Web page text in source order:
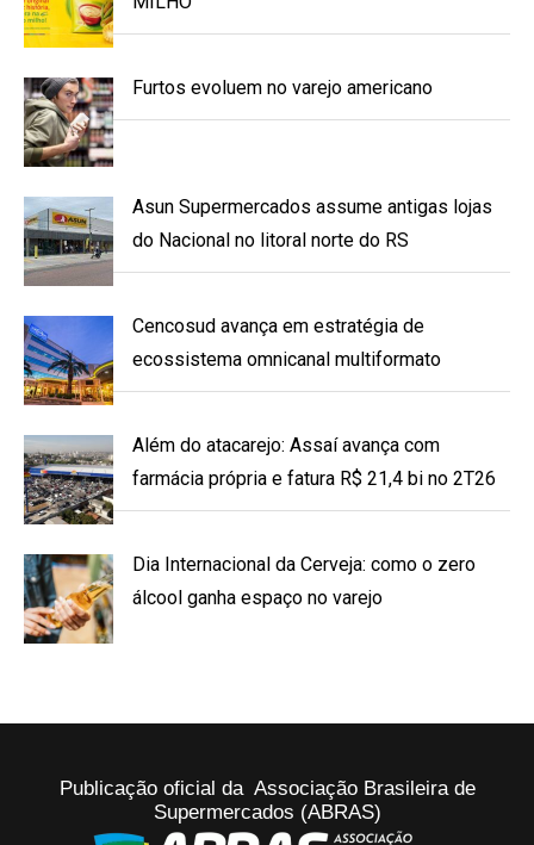
Furtos evoluem no varejo americano
Asun Supermercados assume antigas lojas
do Nacional no litoral norte do RS
Cencosud avança em estratégia de
ecossistema omnicanal multiformato
Além do atacarejo: Assaí avança com
farmácia própria e fatura R$ 21,4 bi no 2T26
Dia Internacional da Cerveja: como o zero
álcool ganha espaço no varejo
Publicação oficial da Associação Brasileira de
Supermercados (ABRAS)